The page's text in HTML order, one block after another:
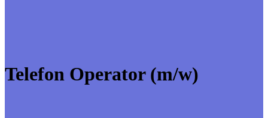
Telefon Operator (m/w)